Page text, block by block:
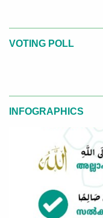
VOTING POLL
INFOGRAPHICS